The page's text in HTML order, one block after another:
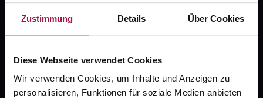
Zustimmung Details Über Cookies
Diese Webseite verwendet Cookies
Wir verwenden Cookies, um Inhalte und Anzeigen zu
personalisieren, Funktionen für soziale Medien anbieten